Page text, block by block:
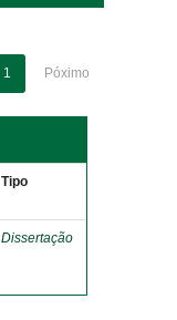
1 Póximo
Tipo
Dissertação